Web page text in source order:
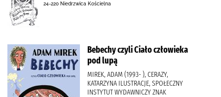
24-220 Niedrzwica Kościelna
Bebechy czyli Ciało człowieka
pod lupą
MIREK, ADAM (1993- ), CERAZY,
KATARZYNA ILUSTRACJE, SPOŁECZNY
INSTYTUT WYDAWNICZY ZNAK